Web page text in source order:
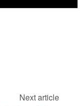
Next article